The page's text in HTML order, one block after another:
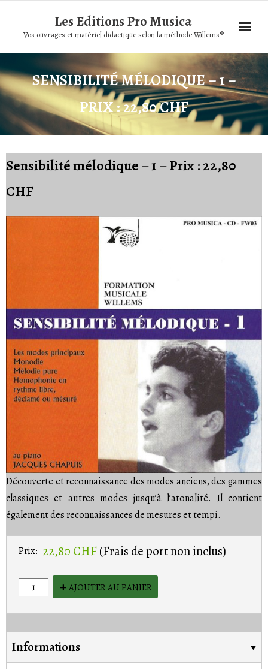
Les Editions Pro Musica
Vos ouvrages et matériel didactique selon la méthode Willems®
SENSIBILITÉ MÉLODIQUE – 1 –
PRIX : 22,80 CHF
Sensibilité mélodique – 1 – Prix : 22,80
CHF
Découverte et reconnaissance des modes anciens, des gammes
classiques et autres modes jusqu’à l’atonalité. Il contient
également des reconnaissances de mesures et tempi.
Prix: 22,80 CHF(Frais de port non inclus)
AJOUTER AU PANIER
Informations